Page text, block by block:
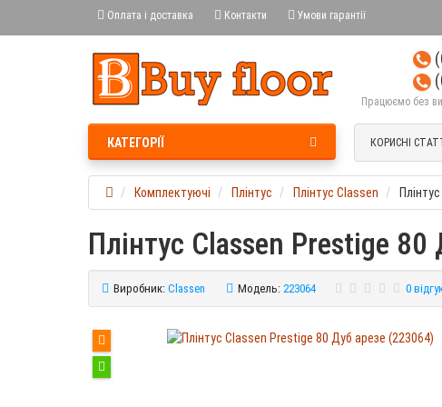
Оплата і доставка Контакти Умови гарантії
Працюємо без
КАТЕГОРІЇ КОРИСНІ
Комплектуючі Плінтус Плінтус Classen
Плінтус Classen Prestige
Виробник: Classen Модель: 223064 0